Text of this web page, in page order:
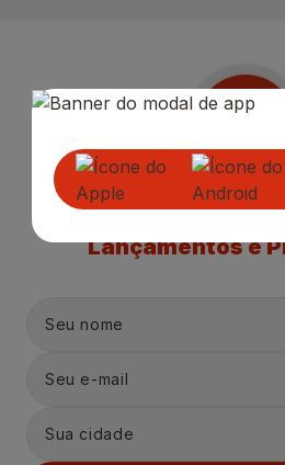
Receba nossas
Lançamentos e